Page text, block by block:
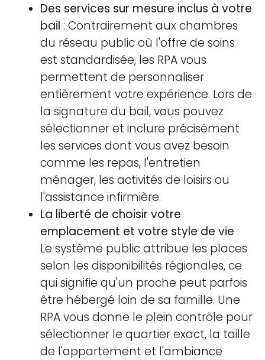
Des services sur mesure inclus à votre
bail : Contrairement aux chambres
du réseau public où l'offre de soins
est standardisée, les RPA vous
permettent de personnaliser
entièrement votre expérience. Lors de
la signature du bail, vous pouvez
sélectionner et inclure précisément
les services dont vous avez besoin
comme les repas, l'entretien
ménager, les activités de loisirs ou
l'assistance infirmière.
La liberté de choisir votre
emplacement et votre style de vie :
Le système public attribue les places
selon les disponibilités régionales, ce
qui signifie qu'un proche peut parfois
être hébergé loin de sa famille. Une
RPA vous donne le plein contrôle pour
sélectionner le quartier exact, la taille
de l'appartement et l'ambiance